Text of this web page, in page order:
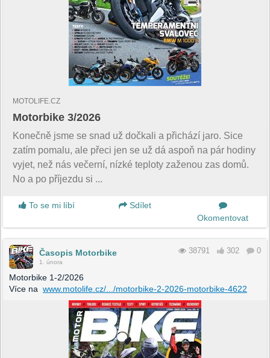
MOTOLIFE.CZ
Motorbike 3/2026
Konečně jsme se snad už dočkali a přichází jaro. Sice
zatím pomalu, ale přeci jen se už dá aspoň na pár hodiny
vyjet, než nás večerní, nízké teploty zaženou zas domů.
No a po příjezdu si ...
To se mi líbí
Sdílet
Okomentovat
Časopis Motorbike
1. února
38791 302 0
Motorbike 1-2/2026
Více na www.motolife.cz/.../motorbike-2-2026-motorbike-4622